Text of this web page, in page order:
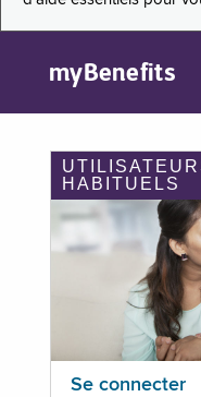
myBenefits
HABITUELS
Se connecter